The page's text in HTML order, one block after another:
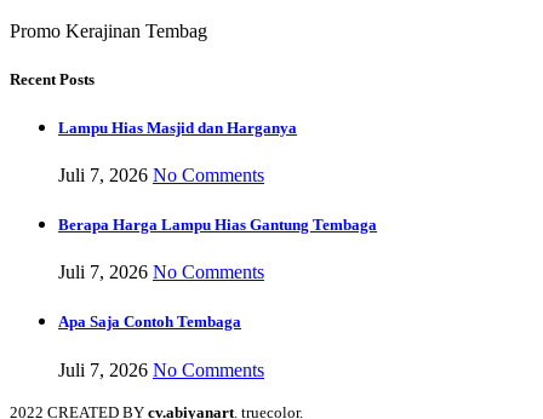
Promo Kerajinan Tembag
Recent Posts
Lampu Hias Masjid dan Harganya
Juli 7, 2026 No Comments
Berapa Harga Lampu Hias Gantung Tembaga
Juli 7, 2026 No Comments
Apa Saja Contoh Tembaga
Juli 7, 2026 No Comments
2022 CREATED BY cv.abiyanart . truecolor.